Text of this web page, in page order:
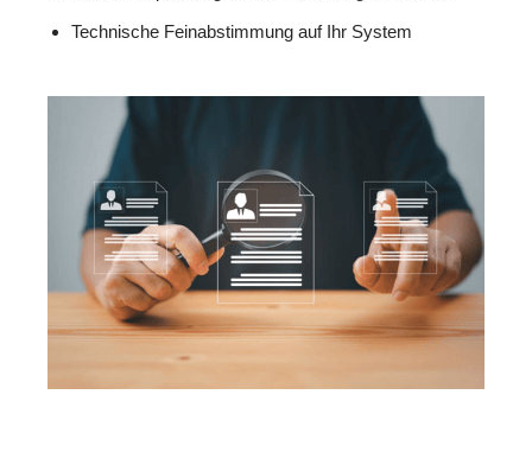
Technische Feinabstimmung auf Ihr System